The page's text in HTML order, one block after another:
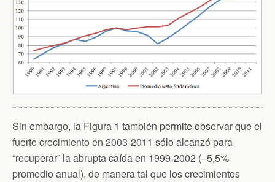
Sin embargo, la Figura 1 también permite observar que el
fuerte crecimiento en 2003-2011 sólo alcanzó para
“recuperar” la abrupta caída en 1999-2002 (–5,5%
promedio anual), de manera tal que los crecimientos